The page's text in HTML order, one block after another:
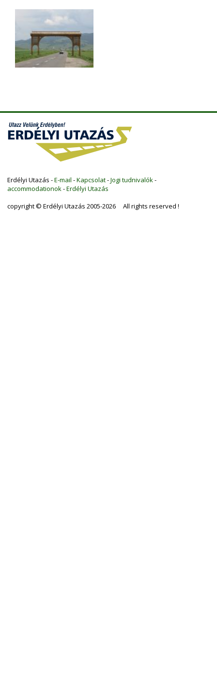
Erdélyi Utazás -E-mail -Kapcsolat-Jogi tudnivalók -
accommodationok -Erdélyi Utazás
copyright © Erdélyi Utazás 2005-2026 All rights reserved !